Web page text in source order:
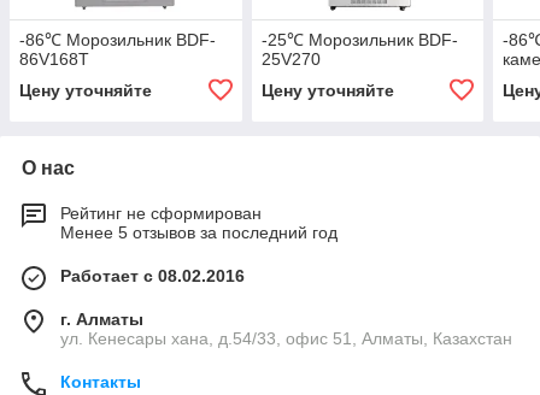
-86℃ Морозильник BDF-
86V168T
Цену уточняйте
-25℃ Морозильник BDF-
25V270
Цену уточняйте
-
О нас
Рейтинг не сформирован
Менее 5 отзывов за последний год
Работает с 08.02.2016
г. Алматы
ул. Кенесары хана, д.54/33, офис 51, Алматы, Казахстан
Контакты